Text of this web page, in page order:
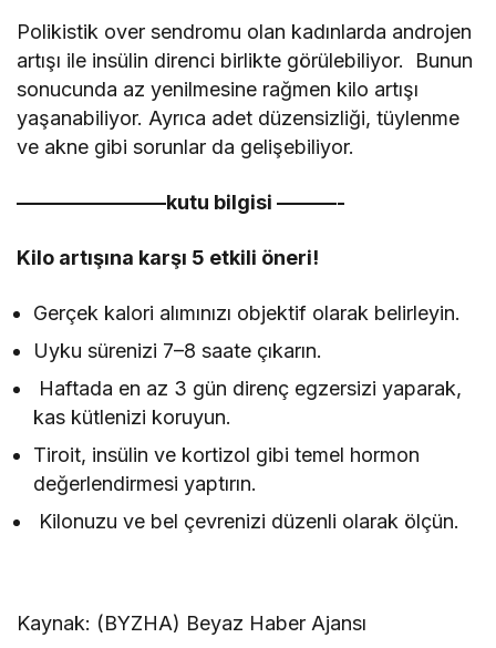
Polikistik over sendromu olan kadınlarda androjen
artışı ile insülin direnci birlikte görülebiliyor. Bunun
sonucunda az yenilmesine rağmen kilo artışı
yaşanabiliyor. Ayrıca adet düzensizliği, tüylenme
ve akne gibi sorunlar da gelişebiliyor.
———————–kutu bilgisi ———-
Kilo artışına karşı 5 etkili öneri!
Gerçek kalori alımınızı objektif olarak belirleyin.
Uyku sürenizi 7–8 saate çıkarın.
Haftada en az 3 gün direnç egzersizi yaparak,
kas kütlenizi koruyun.
Tiroit, insülin ve kortizol gibi temel hormon
değerlendirmesi yaptırın.
Kilonuzu ve bel çevrenizi düzenli olarak ölçün.
Kaynak: (BYZHA) Beyaz Haber Ajansı